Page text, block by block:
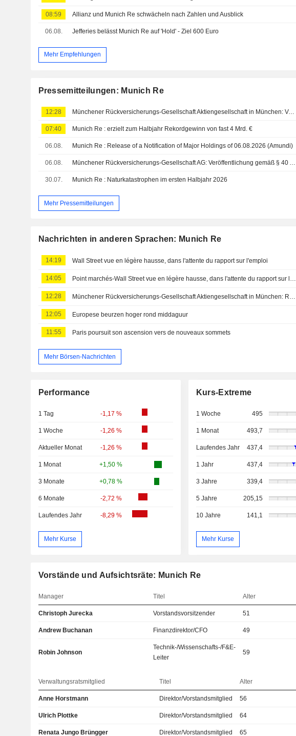
08:59 Allianz und Munich Re schwächeln nach Zahlen und Ausblick
06.08. Jefferies belässt Munich Re auf 'Hold' - Ziel 600 Euro
Mehr Empfehlungen
Pressemitteilungen: Munich Re
12:28 Münchener Rückversicherungs-Gesellschaft Aktiengesellschaft in München: Veröffentlichung einer Kapitalmarktinformation
07:40 Munich Re : erzielt zum Halbjahr Rekordgewinn von fast 4 Mrd. €
06.08. Munich Re : Release of a Notification of Major Holdings of 06.08.2026 (Amundi)
06.08. Münchener Rückversicherungs-Gesellschaft AG: Veröffentlichung gemäß § 40 Abs. 1 WpHG mit dem Ziel der europaweiten Verbreitung
30.07. Munich Re : Naturkatastrophen im ersten Halbjahr 2026
Mehr Pressemitteilungen
Nachrichten in anderen Sprachen: Munich Re
14:19 Wall Street vue en légère hausse, dans l'attente du rapport sur l'emploi
14:05 Point marchés-Wall Street vue en légère hausse, dans l'attente du rapport sur l'emploi
12:28 Münchener Rückversicherungs-Gesellschaft Aktiengesellschaft in München: Release of a capital market information
12:05 Europese beurzen hoger rond middaguur
11:55 Paris poursuit son ascension vers de nouveaux sommets
Mehr Börsen-Nachrichten
Performance
1 Tag -1,17 %
1 Woche -1,26 %
Aktueller Monat -1,26 %
1 Monat +1,50 %
3 Monate +0,78 %
6 Monate -2,72 %
Laufendes Jahr -8,29 %
Mehr Kurse
Kurs-Extreme
1 Woche 495
1 Monat 493,7
Laufendes Jahr 437,4
1 Jahr 437,4
3 Jahre 339,4
5 Jahre 205,15
10 Jahre 141,1
Mehr Kurse
Vorstände und Aufsichtsräte: Munich Re
Manager Titel Alter
Christoph Jurecka Vorstandsvorsitzender 51
Andrew Buchanan Finanzdirektor/CFO 49
Robin Johnson
Technik-/Wissenschafts-/F&E-
Leiter
59
Verwaltungsratsmitglied Titel Alter
Anne Horstmann Direktor/Vorstandsmitglied 56
Ulrich Plottke Direktor/Vorstandsmitglied 64
Renata Jungo Brüngger Direktor/Vorstandsmitglied 65